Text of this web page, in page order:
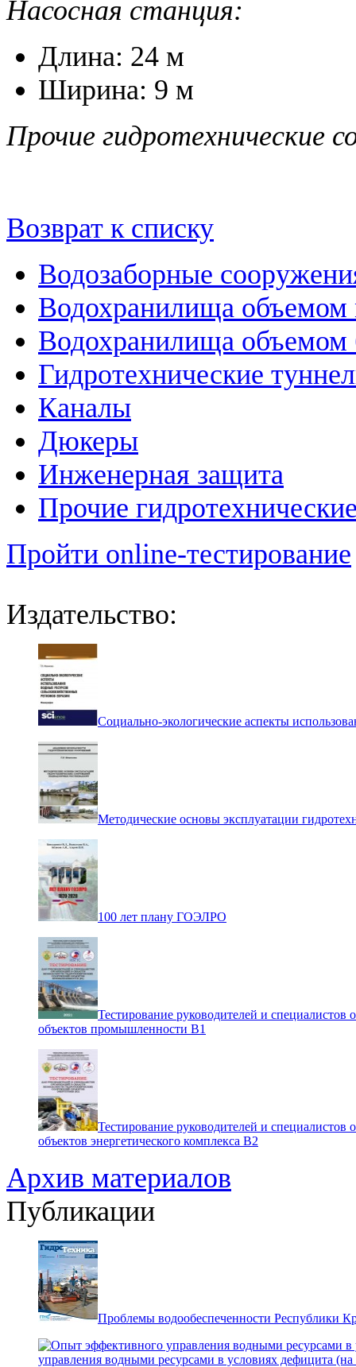
Насосная станция:
Длина: 24 м
Ширина: 9 м
Прочие гидротехнические
Возврат к списку
Водозаборные
Водохранилища
Водохранилища объемом
Гидротехнические
Каналы
Дюкеры
Инженерная защита
Прочие
Пройти online-тестирование
Издательство:
Социально-экологические аспекты
Методические основы эксплуатации
100 лет плану ГОЭЛРО
Тестирование руководителей и специалистов
объектов промышленности В1
Тестирование руководителей и специалистов
объектов энергетического комплекса В2
Архив материалов
Публикации
Проблемы водообеспеченности Республики
управления водными ресурсами в условиях дефицита